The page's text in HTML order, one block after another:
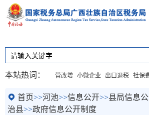
本站热词： 营改增 小微企业 出口退税 社保
首页>>河池>>信息公开>>县局信息
治县>>政府信息公开制度